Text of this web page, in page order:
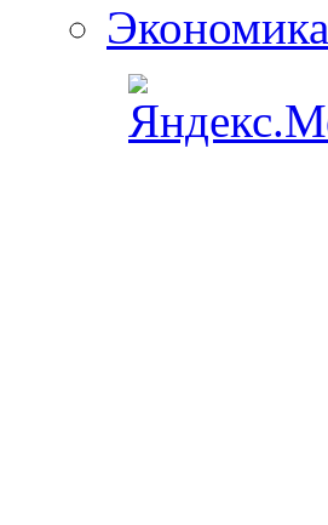
Экономика